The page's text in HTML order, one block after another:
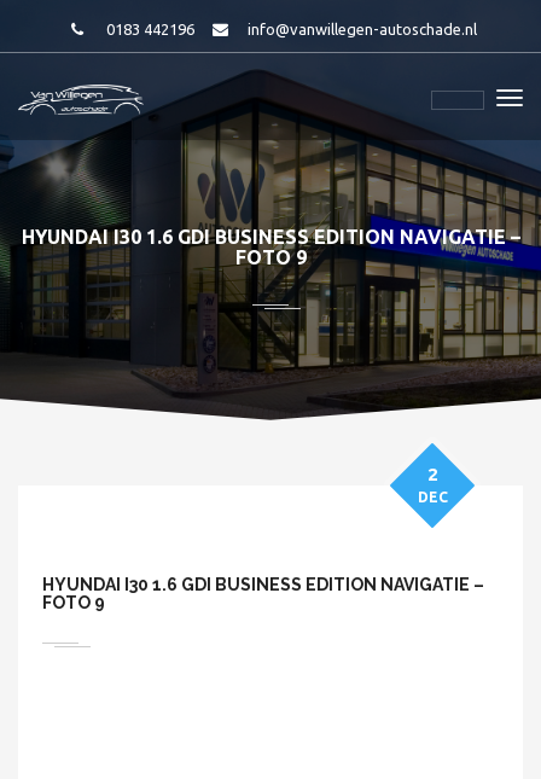
0183 442196 info@vanwillegen-autoschade.nl
HYUNDAI I30 1.6 GDI BUSINESS EDITION NAVIGATIE –
FOTO 9
HYUNDAI I30 1.6 GDI BUSINESS EDITION NAVIGATIE –
FOTO 9
2
DEC